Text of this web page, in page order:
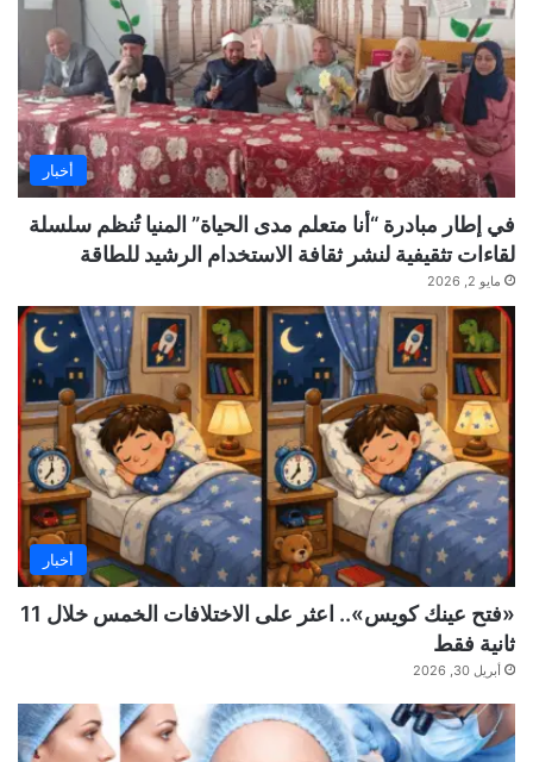
أخبار
في إطار مبادرة “أنا متعلم مدى الحياة” المنيا تُنظم سلسلة
لقاءات تثقيفية لنشر ثقافة الاستخدام الرشيد للطاقة
مايو 2, 2026
أخبار
«فتح عينك كويس».. اعثر على الاختلافات الخمس خلال 11
ثانية فقط
أبريل 30, 2026